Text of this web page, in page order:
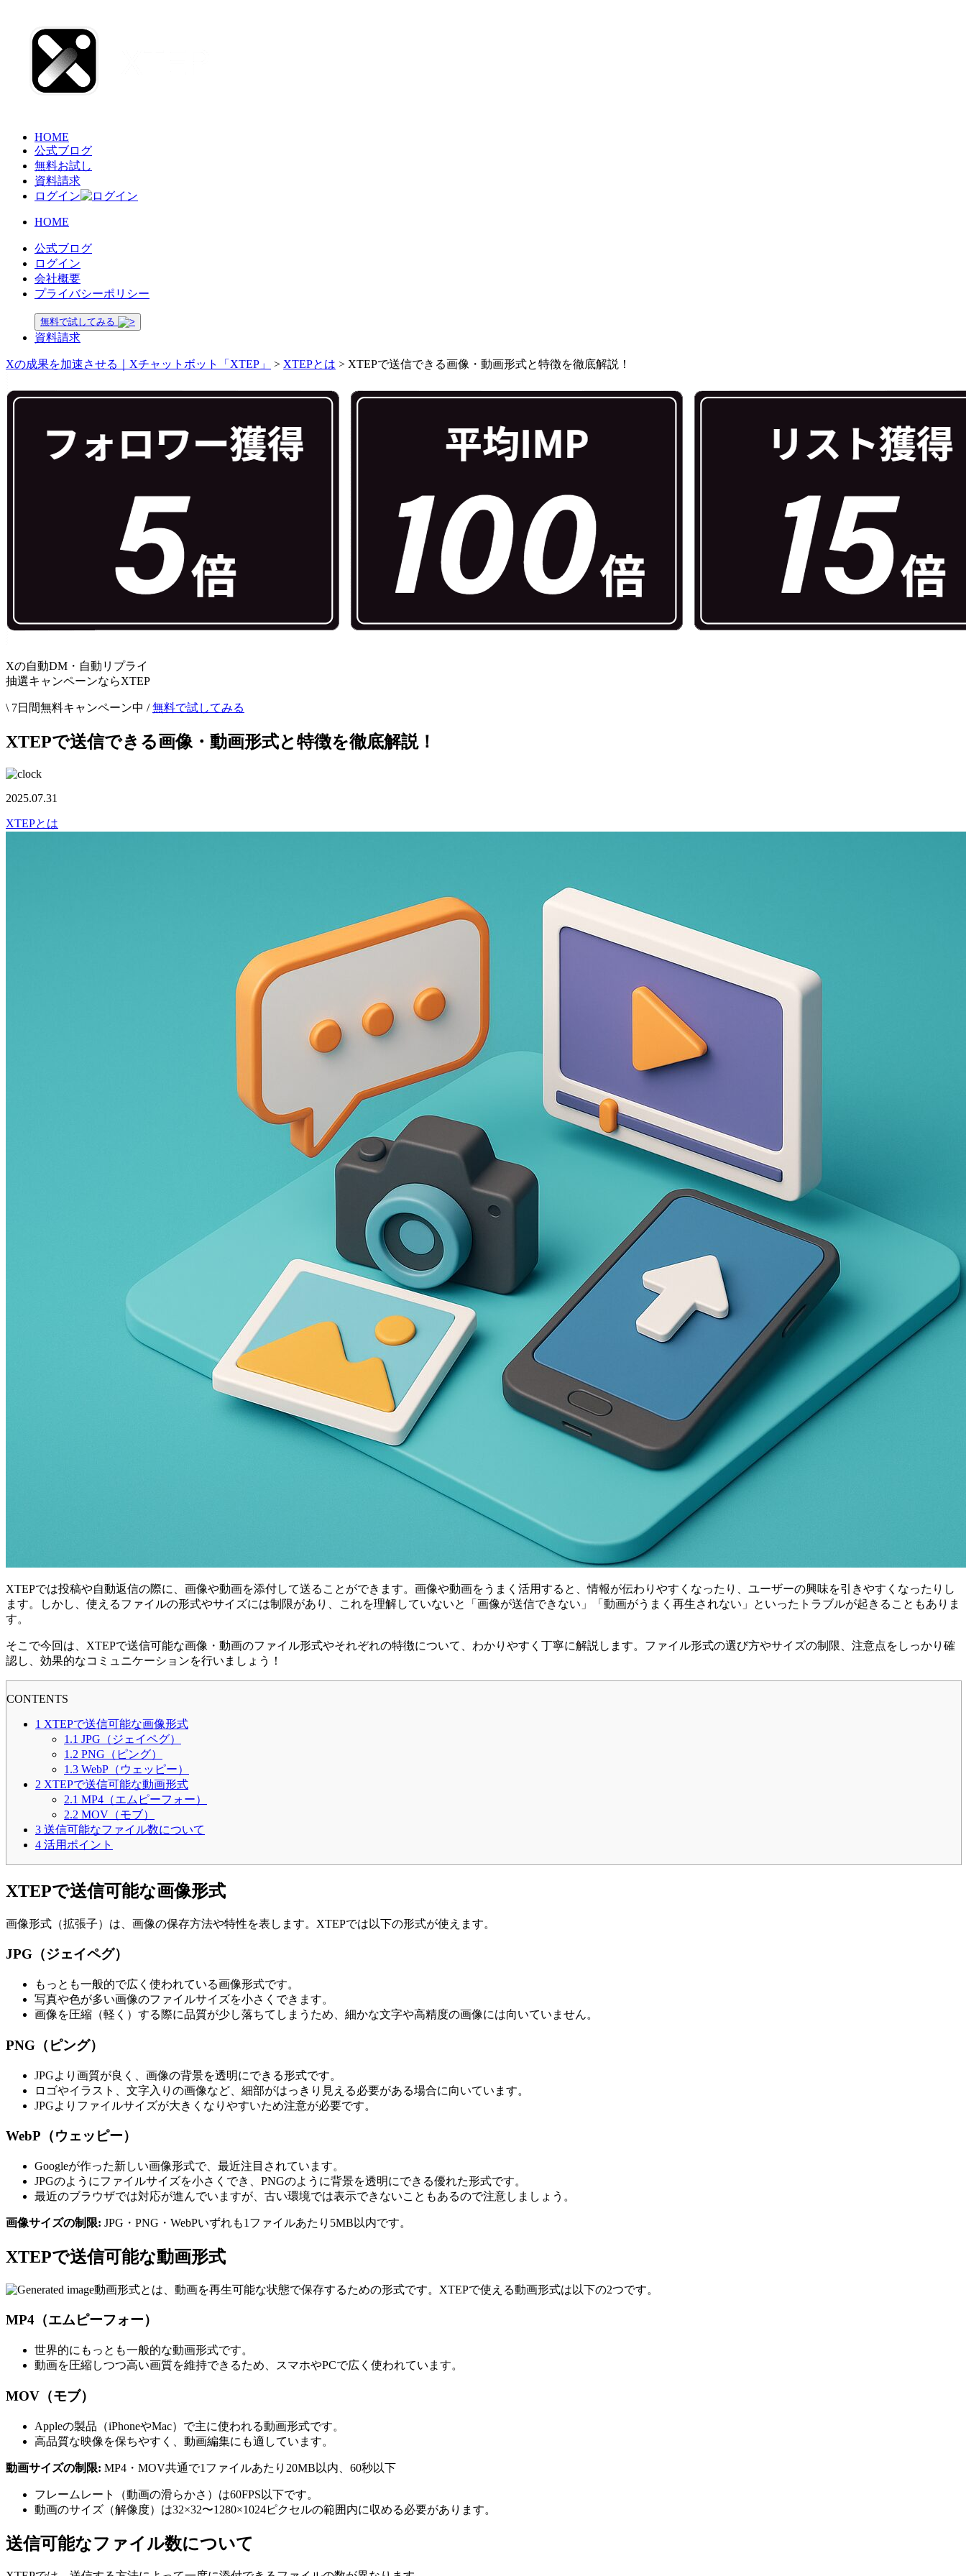
HOME
公式ブログ
無料お試し
資料請求
ログイン
HOME
公式ブログ
ログイン
会社概要
プライバシーポリシー
無料で試してみる
資料請求
Xの成果を加速させる｜Xチャットボット「XTEP」 > XTEPとは > XTEPで送信できる画像・動画形式と特徴を徹底解説！
Xの自動DM・自動リプライ
抽選キャンペーンならXTEP
\ 7日間無料キャンペーン中 / 無料で試してみる
XTEPで送信できる画像・動画形式と特徴を徹底解説！
2025.07.31
XTEPとは
XTEPでは投稿や自動返信の際に、画像や動画を添付して送ることができます。画像や動画をうまく活用すると、情報が伝わりやすくなったり、ユーザーの興味を引きやすくなったりし
ます。しかし、使えるファイルの形式やサイズには制限があり、これを理解していないと「画像が送信できない」「動画がうまく再生されない」といったトラブルが起きることもありま
す。
そこで今回は、XTEPで送信可能な画像・動画のファイル形式やそれぞれの特徴について、わかりやすく丁寧に解説します。ファイル形式の選び方やサイズの制限、注意点をしっかり確
認し、効果的なコミュニケーションを行いましょう！
CONTENTS
1 XTEPで送信可能な画像形式
1.1 JPG（ジェイペグ）
1.2 PNG（ピング）
1.3 WebP（ウェッピー）
2 XTEPで送信可能な動画形式
2.1 MP4（エムピーフォー）
2.2 MOV（モブ）
3 送信可能なファイル数について
4 活用ポイント
XTEPで送信可能な画像形式
画像形式（拡張子）は、画像の保存方法や特性を表します。XTEPでは以下の形式が使えます。
JPG（ジェイペグ）
もっとも一般的で広く使われている画像形式です。
写真や色が多い画像のファイルサイズを小さくできます。
画像を圧縮（軽く）する際に品質が少し落ちてしまうため、細かな文字や高精度の画像には向いていません。
PNG（ピング）
JPGより画質が良く、画像の背景を透明にできる形式です。
ロゴやイラスト、文字入りの画像など、細部がはっきり見える必要がある場合に向いています。
JPGよりファイルサイズが大きくなりやすいため注意が必要です。
WebP（ウェッピー）
Googleが作った新しい画像形式で、最近注目されています。
JPGのようにファイルサイズを小さくでき、PNGのように背景を透明にできる優れた形式です。
最近のブラウザでは対応が進んでいますが、古い環境では表示できないこともあるので注意しましょう。
画像サイズの制限: JPG・PNG・WebPいずれも1ファイルあたり5MB以内です。
XTEPで送信可能な動画形式
動画形式とは、動画を再生可能な状態で保存するための形式です。XTEPで使える動画形式は以下の2つです。
MP4（エムピーフォー）
世界的にもっとも一般的な動画形式です。
動画を圧縮しつつ高い画質を維持できるため、スマホやPCで広く使われています。
MOV（モブ）
Appleの製品（iPhoneやMac）で主に使われる動画形式です。
高品質な映像を保ちやすく、動画編集にも適しています。
動画サイズの制限: MP4・MOV共通で1ファイルあたり20MB以内、60秒以下
フレームレート（動画の滑らかさ）は60FPS以下です。
動画のサイズ（解像度）は32×32〜1280×1024ピクセルの範囲内に収める必要があります。
送信可能なファイル数について